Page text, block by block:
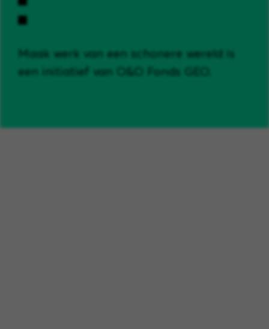
Maak werk van een schonere wereld is
een initiatief van O&O Fonds GEO.